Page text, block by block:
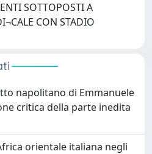
SOTTOPOSTI A
CON STADIO
napolitano di Emmanuele
critica della parte inedita
orientale italiana negli